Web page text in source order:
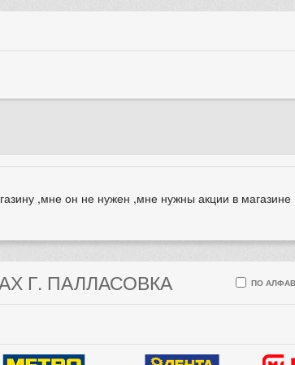
,мне он не нужен ,мне нужны акции в магазине
Г. ПАЛЛАСОВКА ПО